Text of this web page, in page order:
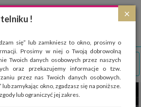
×
!
się” lub zamkniesz to okno, prosimy o
Prosimy w niej o Twoją dobrowolną
Twoich danych osobowych przez naszych
oraz przekazujemy informacje o tzw.
przez nas Twoich danych osobowych.
lub zamykając okno, zgadzasz się na poniższe.
lub ograniczyć jej zakres.
które służą głównie do celów statystycznych.
'cookies', zezwalasz na zapisanie ich w pamięci
cookies